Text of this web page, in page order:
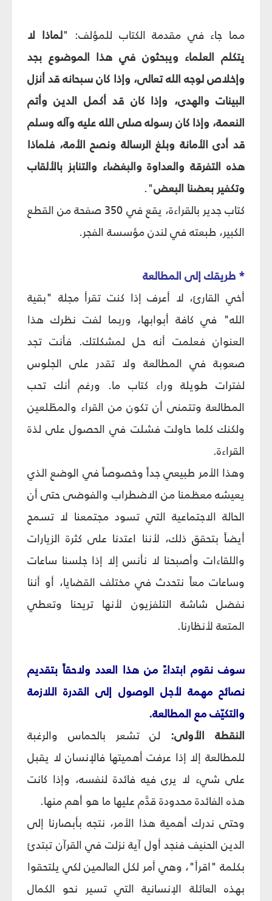
مما جاء في مقدمة الكتاب للمؤلف: "لماذا لا
يتكلم العلماء ويبحثون في هذا الموضوع بجد
وإخلاص لوجه الله تعالى، وإذا كان سبحانه قد أنزل
البينات والهدى، وإذا كان قد أكمل الدين وأتم
النعمة، وإذا كان رسوله صلى الله عليه وآله وسلم
قد أدى الأمانة وبلغ الرسالة ونصح الأمة، فلماذا
هذه التفرقة والعداوة والبغضاء والتنابز بالألقاب
وتكفير بعضنا البعض".
كتاب جدير بالقراءة، يقع في 350 صفحة من القطع
الكبير، طبعته في لندن مؤسسة الفجر.
* طريقك إلى المطالعة
أخي القارئ، لا أعرف إذا كنت تقرأ مجلة "بقية
الله" في كافة أبوابها، وربما لفت نظرك هذا
العنوان فعلمت أنه حل لمشكلتك. فأنت تجد
صعوبة في المطالعة ولا تقدر على الجلوس
لفترات طويلة وراء كتاب ما. ورغم أنك تحب
المطالعة وتتمنى أن تكون من القراء والمطّلعين
ولكنك كلما حاولت فشلت في الحصول على لذة
القراءة.
وهذا الأمر طبيعي جداً وخصوصاً في الوضع الذي
يعيشه معظمنا من الاضطراب والفوضى حتى أن
الحالة الاجتماعية التي تسود مجتمعنا لا تسمح
أيضاً بتحقق ذلك، لأننا اعتدنا على كثرة الزيارات
واللقاءات وأصبحنا لا نأنس إلا إذا جلسنا ساعات
وساعات معاً نتحدث في مختلف القضايا، أو أننا
نفضل شاشة التلفزيون لأنها تريحنا وتعطي
المتعة لأنظارنا.
سوف نقوم ابتداءً من هذا العدد ولاحقاً بتقديم
نصائح مهمة لأجل الوصول إلى القدرة اللازمة
والتكيّف مع المطالعة.
النقطة الأولى: لن تشعر بالحماس والرغبة
للمطالعة إلا إذا عرفت أهميتها فالإنسان لا يقبل
على شيء لا يرى فيه فائدة لنفسه، وإذا كانت
هذه الفائدة محدودة قدَّم عليها ما هو أهم منها.
وحتى ندرك أهمية هذا الأمر، نتجه بأبصارنا إلى
الدين الحنيف فنجد أول آية نزلت في القرآن تبتدئ
بكلمة "اقرأ"، وهي أمر لكل العالمين لكي يلتحقوا
بهذه العائلة الإنسانية التي تسير نحو الكمال